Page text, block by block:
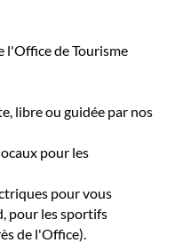
l'Office de Tourisme
libre ou guidée par nos
pour les
pour vous
pour les sportifs
de l'Office).